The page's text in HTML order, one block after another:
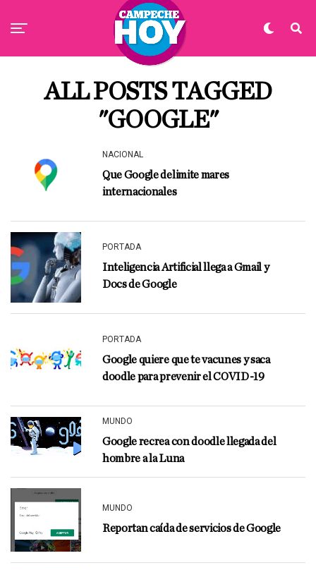
ALL POSTS TAGGED
"GOOGLE"
NACIONAL
Que Google delimite mares
internacionales
PORTADA
Inteligencia Artificial llega a Gmail y
Docs de Google
PORTADA
Google quiere que te vacunes y saca
doodle para prevenir el COVID-19
MUNDO
Google recrea con doodle llegada del
hombre a la Luna
MUNDO
Reportan caída de servicios de Google